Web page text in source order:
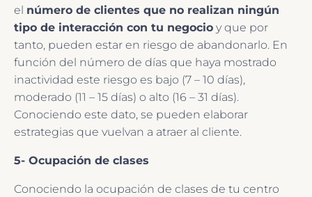
el número de clientes que no realizan ningún
tipo de interacción con tu negocio y que por
tanto, pueden estar en riesgo de abandonarlo. En
función del número de días que haya mostrado
inactividad este riesgo es bajo (7 – 10 días),
moderado (11 – 15 días) o alto (16 – 31 días).
Conociendo este dato, se pueden elaborar
estrategias que vuelvan a atraer al cliente.
5- Ocupación de clases
Conociendo la ocupación de clases de tu centro